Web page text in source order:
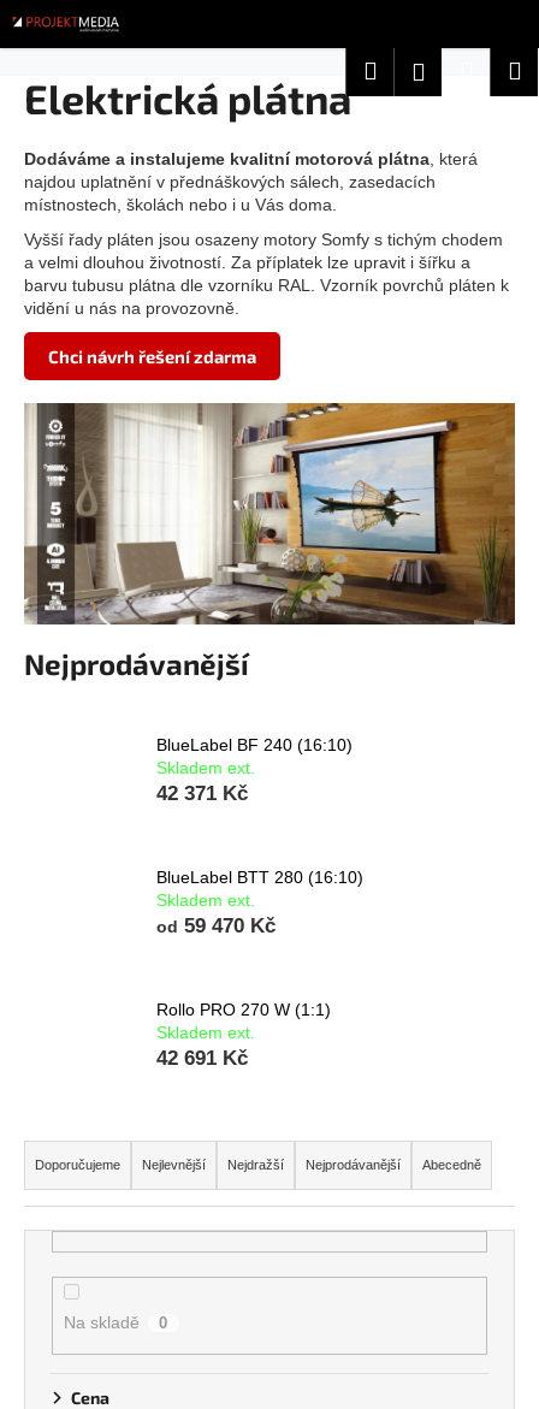
na
obsah
HledatPřihlášení
Elektrická plátna
Dodáváme a instalujeme kvalitní motorová plátna , která
najdou uplatnění v přednáškových sálech, zasedacích
místnostech, školách nebo i u Vás doma.
Vyšší řady pláten jsou osazeny motory Somfy s tichým chodem
a velmi dlouhou životností. Za příplatek lze upravit i šířku a
barvu tubusu plátna dle vzorníku RAL. Vzorník povrchů pláten k
vidění u nás na provozovně.
Chci návrh řešení zdarma
Nejprodávanější
BlueLabel BF 240 (16:10)
Skladem ext.
42 371 Kč
BlueLabel BTT 280 (16:10)
Skladem ext.
od 59 470 Kč
Rollo PRO 270 W (1:1)
Skladem ext.
42 691 Kč
Ř
a
z
e
Doporučujeme Nejlevnější Nejdražší Nejprodávanější Abecedně
Na skladě 0
Cena
K
o
o
p
o
t
ř
e
u
j
n
j
í
t